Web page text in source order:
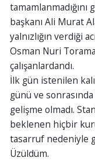
başkanı Ali Murat
yalnızlığın verdiği
Osman Nuri
çalışanlardandı.
İlk gün istenilen
günü ve
gelişme olmadı.
beklenen hiçbir
tasarruf nedeniyle
Üzüldüm.